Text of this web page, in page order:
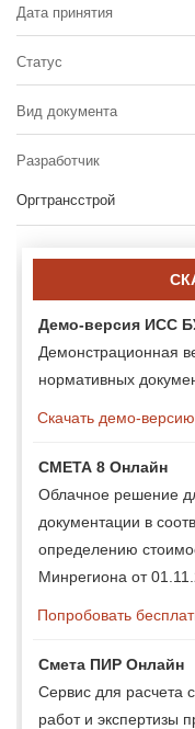
Дата принятия
Статус
Вид документа
Разработчик
Оргтрансстрой
Демо-версия ИСС
Демонстрационная
нормативных
Скачать демо-версию
СМЕТА 8 Онлайн
Облачное решение
документации в
определению
Минрегиона от
Попробовать
Смета ПИР Онлайн
Сервис для расчета
работ и экспертизы